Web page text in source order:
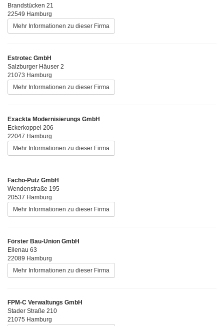
Brandstücken 21
22549 Hamburg
Mehr Informationen zu dieser Firma
Estrotec GmbH
Salzburger Häuser 2
21073 Hamburg
Mehr Informationen zu dieser Firma
Exackta Modernisierungs GmbH
Eckerkoppel 206
22047 Hamburg
Mehr Informationen zu dieser Firma
Facho-Putz GmbH
Wendenstraße 195
20537 Hamburg
Mehr Informationen zu dieser Firma
Förster Bau-Union GmbH
Eilenau 63
22089 Hamburg
Mehr Informationen zu dieser Firma
FPM-C Verwaltungs GmbH
Stader Straße 210
21075 Hamburg